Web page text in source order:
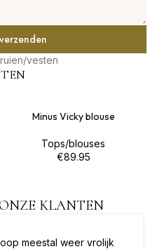
vesten
Minus Vicky blouse
Tops/blouses
€89.95
KLANTEN
meestal weer vrolijk